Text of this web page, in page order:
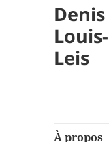
Leis
À propos